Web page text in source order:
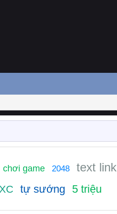
chơi game 2048 text link
tự sướng 5 triệu